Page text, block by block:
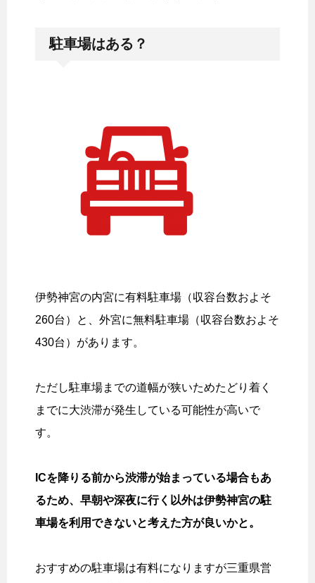
駐車場はある？
伊勢神宮の内宮に有料駐車場（収容台数およそ
260台）と、外宮に無料駐車場（収容台数およそ
430台）があります。
ただし駐車場までの道幅が狭いためたどり着く
までに大渋滞が発生している可能性が高いで
す。
ICを降りる前から渋滞が始まっている場合もあ
るため、早朝や深夜に行く以外は伊勢神宮の駐
車場を利用できないと考えた方が良いかと。
おすすめの駐車場は有料になりますが三重県営